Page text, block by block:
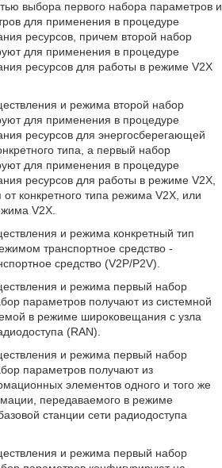
выбора первого набора параметров и
для применения в процедуре
ресурсов, причем второй набор
для применения в процедуре
ресурсов для работы в режиме V2X
и режима второй набор
для применения в процедуре
ресурсов для энергосберегающей
типа, а первый набор
для применения в процедуре
ресурсов для работы в режиме V2X,
от конкретного типа режима V2X, или
V2X.
и режима конкретный тип
транспортное средство -
средство (V2P/P2V).
и режима первый набор
параметров получают из системной
в режиме широковещания с узла
(RAN).
и режима первый набор
параметров получают из
элементов одного и того же
передаваемого в режиме
станции сети радиодоступа
и режима первый набор